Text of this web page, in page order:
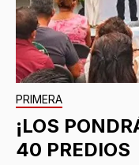
PRIMERA
¡LOS
40 PREDIOS